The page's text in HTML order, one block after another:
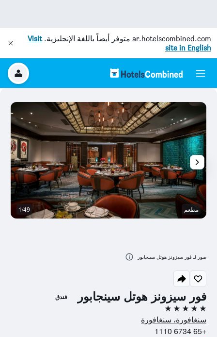
ar.hotelscombined.com متوفر أيضاً باللغة الإنجليزية.Visit
site in English
فور سيزونز هوتل سينجابور فندق
5 نجوم
سنغافورة، سنغافورة
+65 6734 1110
مطعم 1/49
صور لـ فور سيزونز هوتل سينجابور